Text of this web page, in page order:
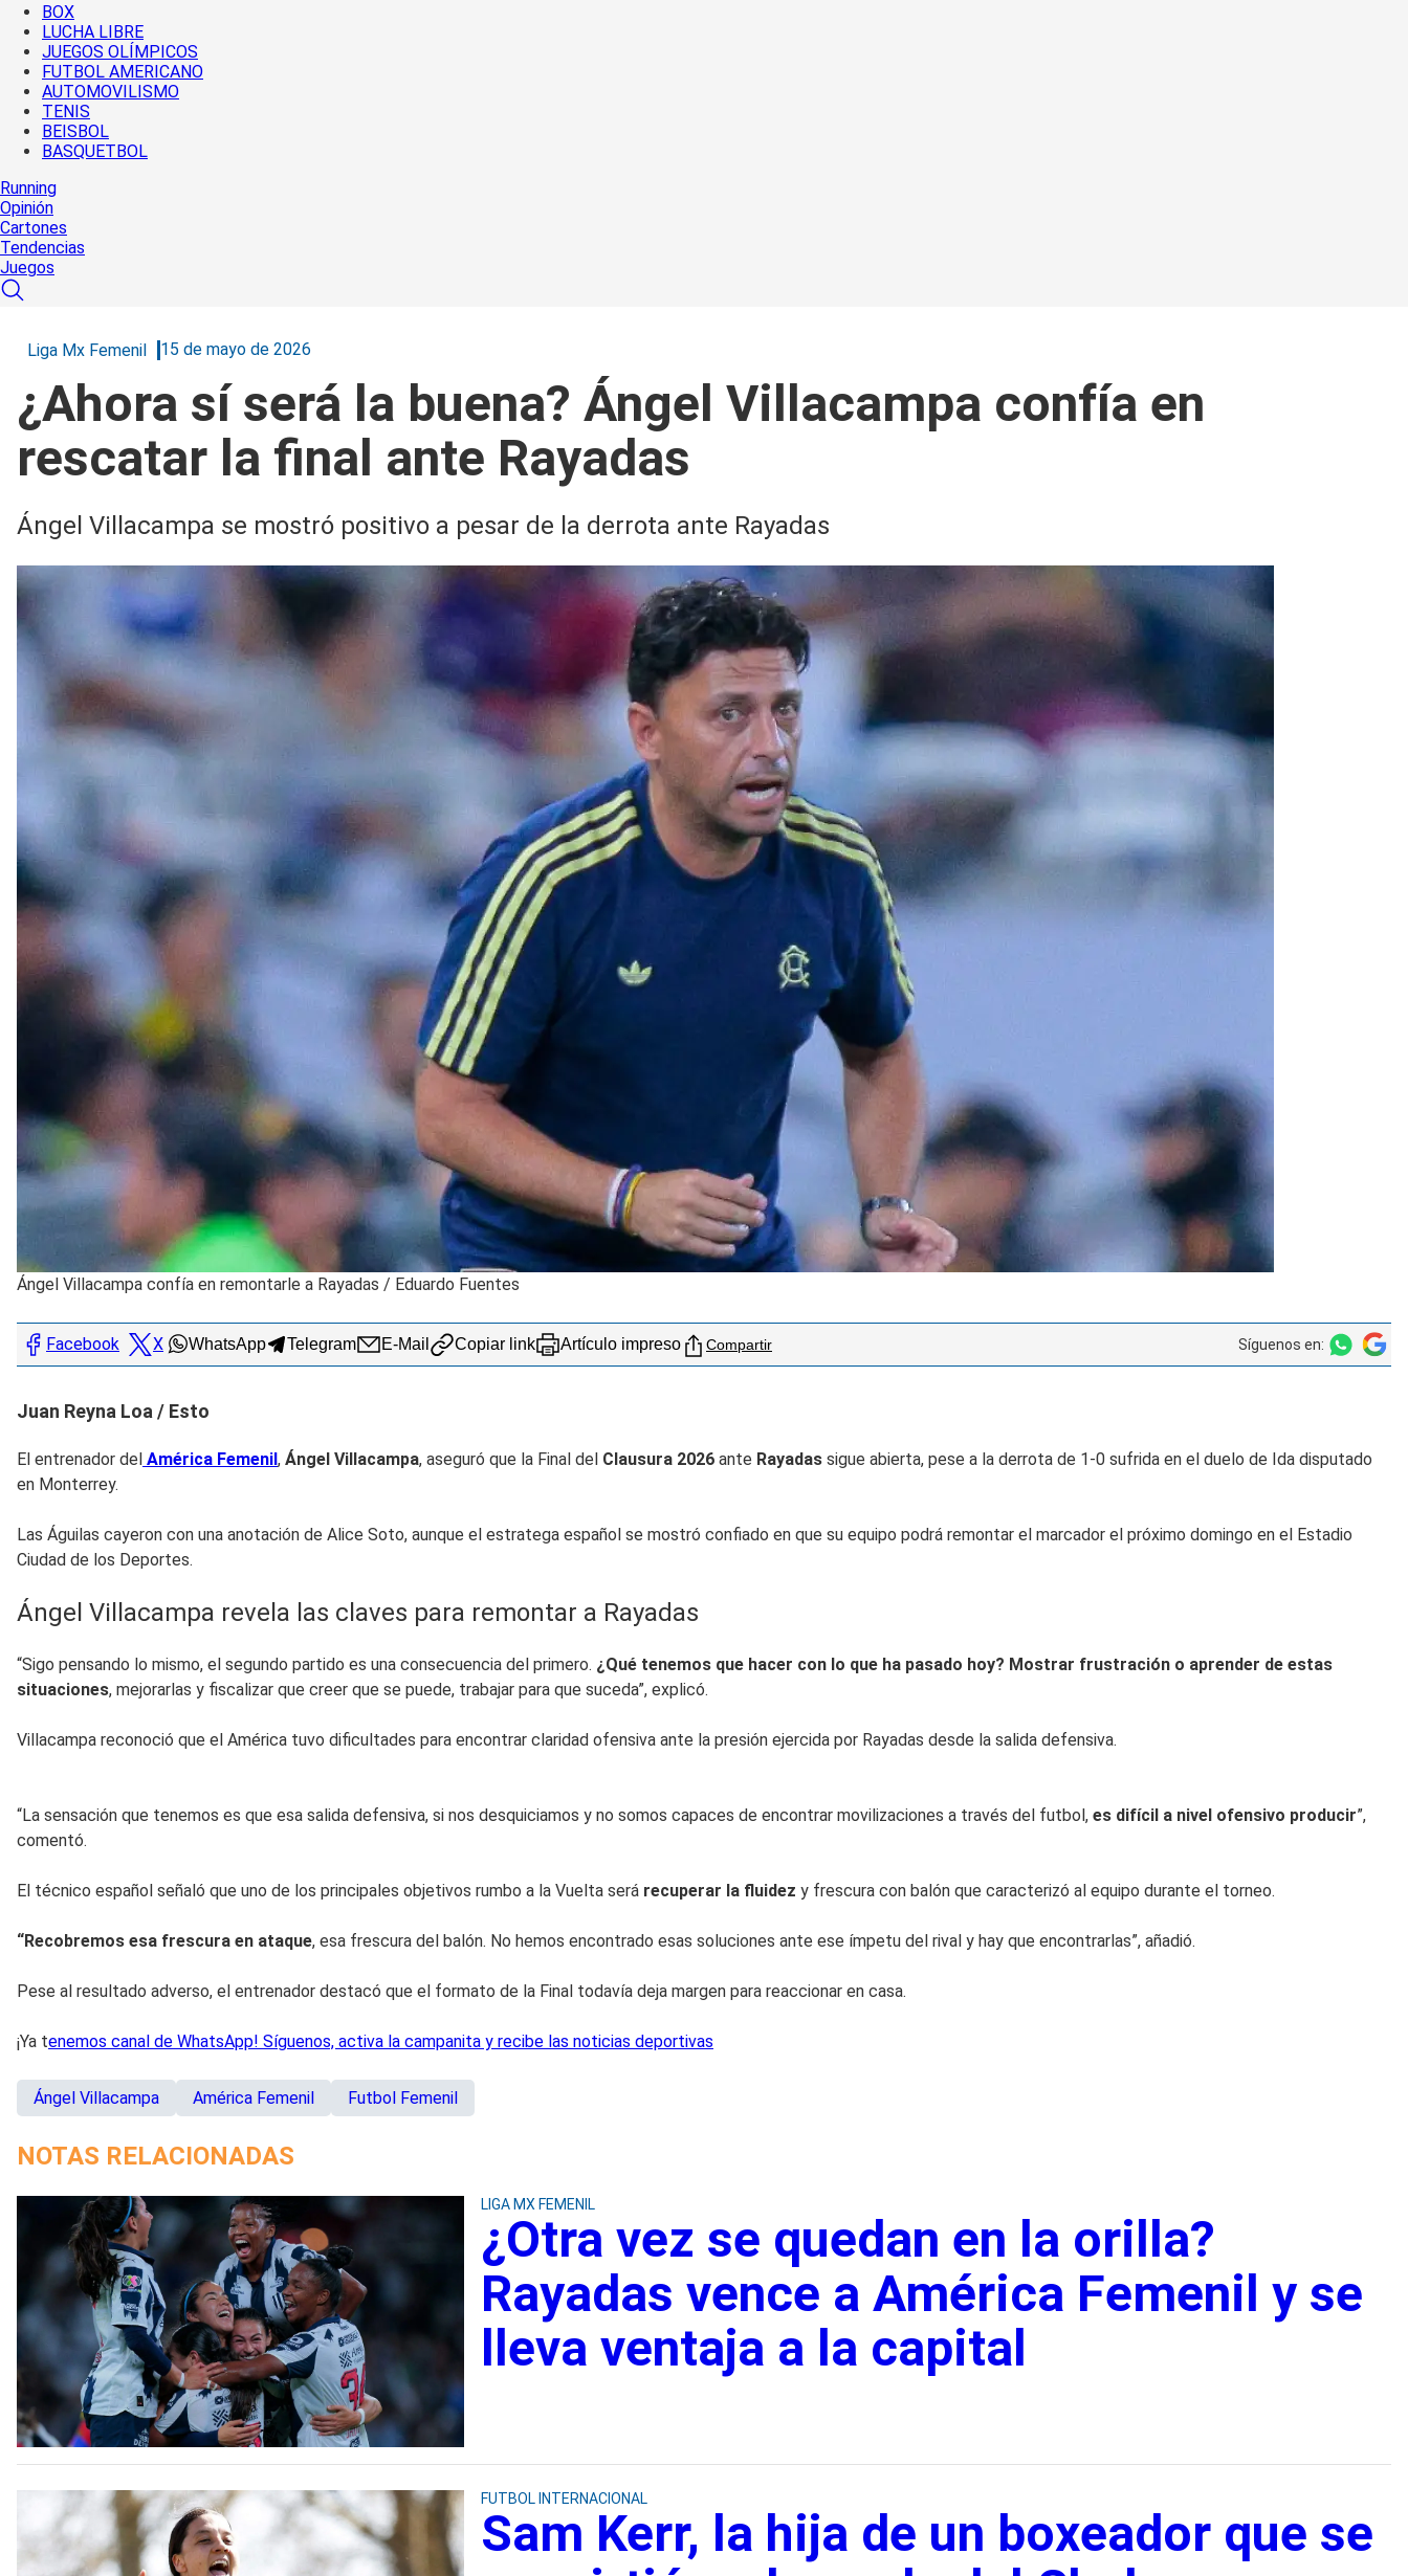
BOX
LUCHA LIBRE
JUEGOS OLÍMPICOS
FUTBOL AMERICANO
AUTOMOVILISMO
TENIS
BEISBOL
BASQUETBOL
Running
Opinión
Cartones
Tendencias
Juegos
Liga Mx Femenil 15 de mayo de 2026
¿Ahora sí será la buena? Ángel Villacampa confía en
rescatar la final ante Rayadas
Ángel Villacampa se mostró positivo a pesar de la derrota ante Rayadas
Ángel Villacampa confía en remontarle a Rayadas / Eduardo Fuentes
Facebook X WhatsApp Telegram E-Mail Copiar link Artículo impreso Compartir Síguenos en:
Juan Reyna Loa / Esto
El entrenador del América Femenil, Ángel Villacampa, aseguró que la Final del Clausura 2026 ante Rayadas sigue abierta, pese a la derrota de 1-0 sufrida en el duelo de Ida disputado
en Monterrey.
Las Águilas cayeron con una anotación de Alice Soto, aunque el estratega español se mostró confiado en que su equipo podrá remontar el marcador el próximo domingo en el Estadio
Ciudad de los Deportes.
Ángel Villacampa revela las claves para remontar a Rayadas
“Sigo pensando lo mismo, el segundo partido es una consecuencia del primero. ¿Qué tenemos que hacer con lo que ha pasado hoy? Mostrar frustración o aprender de estas
situaciones, mejorarlas y fiscalizar que creer que se puede, trabajar para que suceda”, explicó.
Villacampa reconoció que el América tuvo dificultades para encontrar claridad ofensiva ante la presión ejercida por Rayadas desde la salida defensiva.
“La sensación que tenemos es que esa salida defensiva, si nos desquiciamos y no somos capaces de encontrar movilizaciones a través del futbol, es difícil a nivel ofensivo producir”,
comentó.
El técnico español señaló que uno de los principales objetivos rumbo a la Vuelta será recuperar la fluidez y frescura con balón que caracterizó al equipo durante el torneo.
“Recobremos esa frescura en ataque, esa frescura del balón. No hemos encontrado esas soluciones ante ese ímpetu del rival y hay que encontrarlas”, añadió.
Pese al resultado adverso, el entrenador destacó que el formato de la Final todavía deja margen para reaccionar en casa.
¡Ya tenemos canal de WhatsApp! Síguenos, activa la campanita y recibe las noticias deportivas
Ángel Villacampa América Femenil Futbol Femenil
NOTAS RELACIONADAS
LIGA MX FEMENIL
¿Otra vez se quedan en la orilla?
Rayadas vence a América Femenil y se
lleva ventaja a la capital
FUTBOL INTERNACIONAL
Sam Kerr, la hija de un boxeador que se